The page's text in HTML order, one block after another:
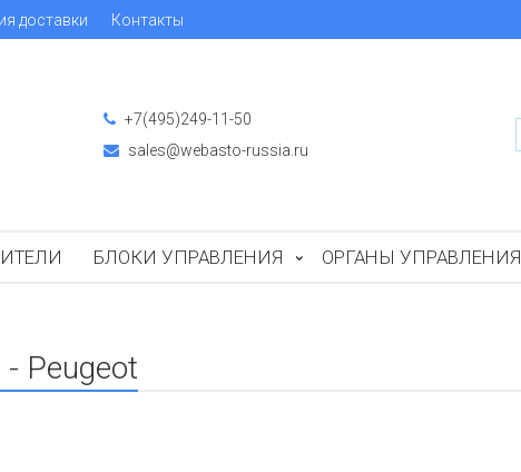
доставки Контакты
+7(495)249-11-50
sales@webasto-russia.ru
БЛОКИ УПРАВЛЕНИЯ ОРГАНЫ УПРАВЛЕНИЯ
Peugeot